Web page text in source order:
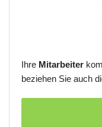
Ihre Mitarbeiter
beziehen Sie auch